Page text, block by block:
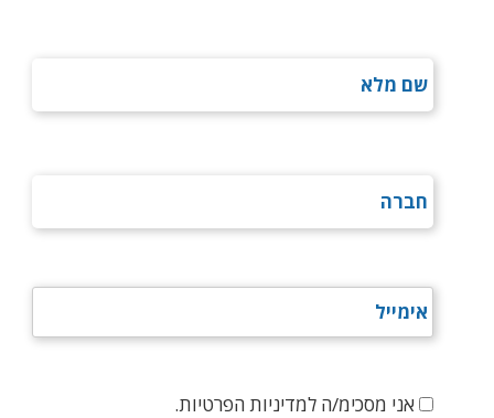
אני מסכימ/ה למדיניות הפרטיות.